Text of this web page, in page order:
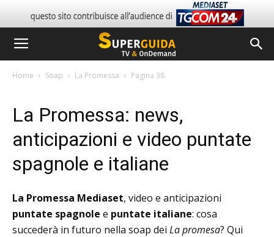
Home Soap La Promessa Pagina 38
La Promessa: news,
anticipazioni e video puntate
spagnole e italiane
La Promessa Mediaset, video e anticipazioni
puntate spagnole e puntate italiane: cosa
succederà in futuro nella soap dei La promesa? Qui